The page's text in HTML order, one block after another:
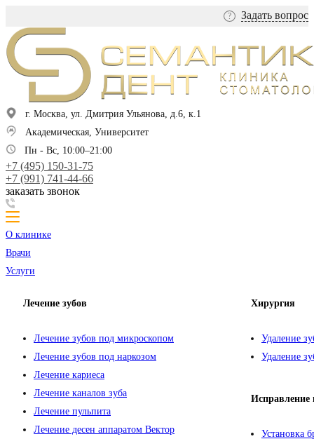
? Задать вопрос
г. Москва, ул. Дмитрия Ульянова, д.6, к.1
Академическая, Университет
Пн - Вс, 10:00–21:00
+7 (495) 150-31-75
+7 (991) 741-44-66
заказать звонок
О клинике
Врачи
Услуги
Лечение зубов
Лечение зубов под микроскопом
Лечение зубов под наркозом
Лечение кариеса
Лечение каналов зуба
Лечение пульпита
Лечение десен аппаратом Вектор
Хирургия
Удаление
Удаление
Исправление
Установка